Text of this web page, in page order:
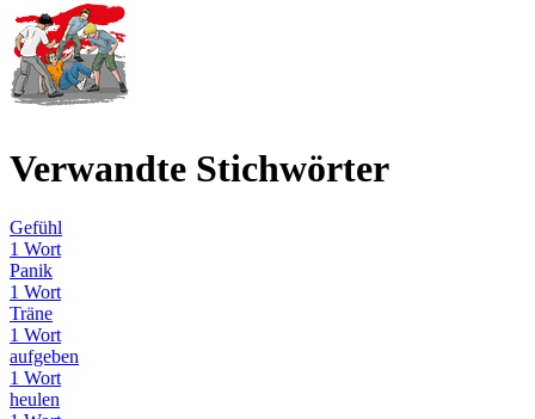
Verwandte Stichwörter
Gefühl
1 Wort
Panik
1 Wort
Träne
1 Wort
aufgeben
1 Wort
heulen